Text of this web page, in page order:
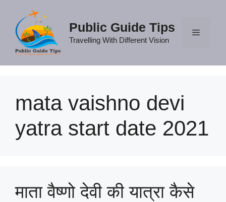
content
Public Guide Tips
Travelling With Different Vision
mata vaishno devi
yatra start date 2021
माता वैष्णो देवी की यात्रा कैसे